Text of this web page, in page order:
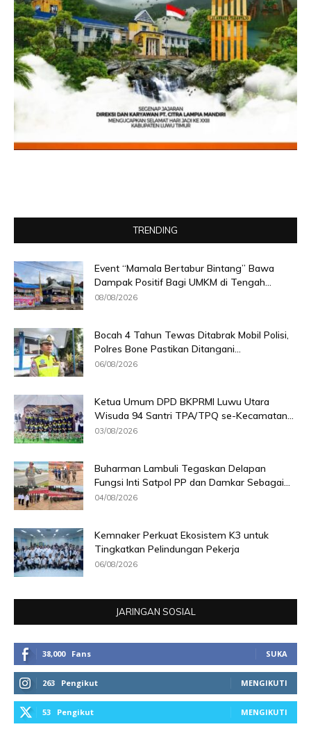
TRENDING
Event “Mamala Bertabur Bintang” Bawa
Dampak Positif Bagi UMKM di Tengah...
08/08/2026
Bocah 4 Tahun Tewas Ditabrak Mobil Polisi,
Polres Bone Pastikan Ditangani...
06/08/2026
Ketua Umum DPD BKPRMI Luwu Utara
Wisuda 94 Santri TPA/TPQ se-Kecamatan...
03/08/2026
Buharman Lambuli Tegaskan Delapan
Fungsi Inti Satpol PP dan Damkar Sebagai...
04/08/2026
Kemnaker Perkuat Ekosistem K3 untuk
Tingkatkan Pelindungan Pekerja
06/08/2026
JARINGAN SOSIAL
38,000 Fans SUKA
263 Pengikut MENGIKUTI
53 Pengikut MENGIKUTI